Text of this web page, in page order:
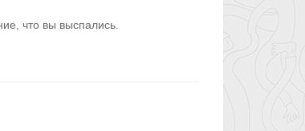
что вы выспались.